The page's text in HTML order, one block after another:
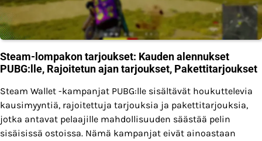
Steam-lompakon tarjoukset: Kauden alennukset
PUBG:lle, Rajoitetun ajan tarjoukset, Pakettitarjoukset
Steam Wallet -kampanjat PUBG:lle sisältävät houkuttelevia
kausimyyntiä, rajoitettuja tarjouksia ja pakettitarjouksia,
jotka antavat pelaajille mahdollisuuden säästää pelin
sisäisissä ostoissa. Nämä kampanjat eivät ainoastaan